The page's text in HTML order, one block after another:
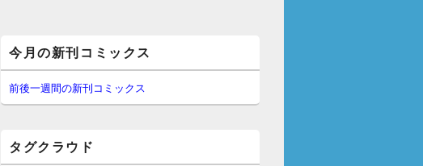
イ
ン
サ
イ
ー
今月の新刊コミックス
前後一週間の新刊コミックス
タグクラウド